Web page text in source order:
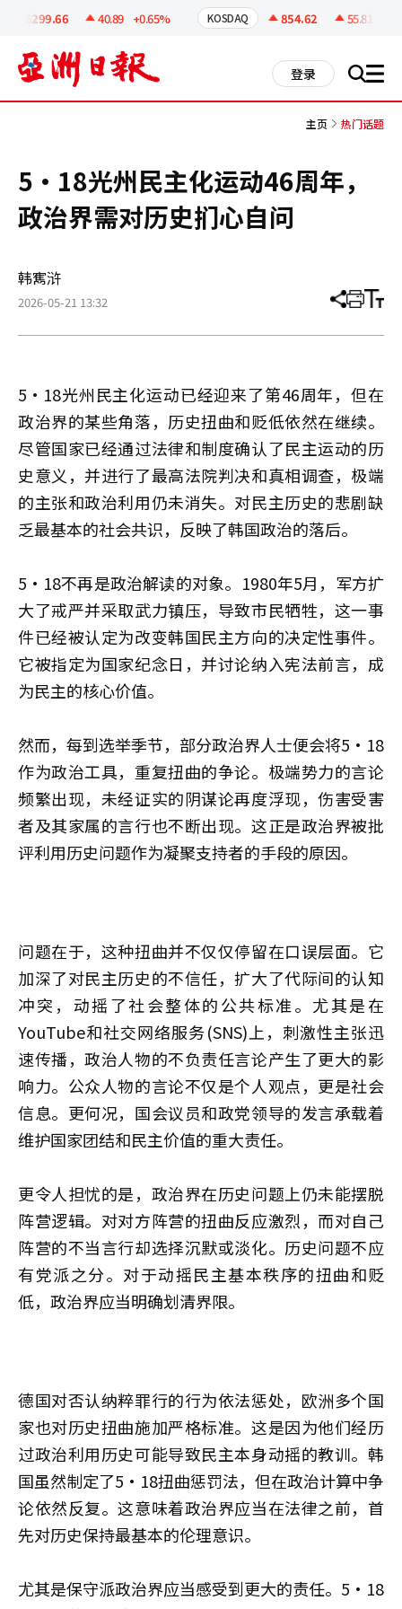
6299.66 40.89 +0.65% KOSDAQ 854.62 55.81
登录 搜 all
主页 热门话题
5·18光州民主化运动46周年，
政治界需对历史扪心自问
韩寯浒
2026-05-21 13:32 分
章
打 调
小
5·18光州民主化运动已经迎来了第46周年，但在
政治界的某些角落，历史扭曲和贬低依然在继续。
尽管国家已经通过法律和制度确认了民主运动的历
史意义，并进行了最高法院判决和真相调查，极端
的主张和政治利用仍未消失。对民主历史的悲剧缺
乏最基本的社会共识，反映了韩国政治的落后。
5·18不再是政治解读的对象。1980年5月，军方扩
大了戒严并采取武力镇压，导致市民牺牲，这一事
件已经被认定为改变韩国民主方向的决定性事件。
它被指定为国家纪念日，并讨论纳入宪法前言，成
为民主的核心价值。
然而，每到选举季节，部分政治界人士便会将5·18
作为政治工具，重复扭曲的争论。极端势力的言论
频繁出现，未经证实的阴谋论再度浮现，伤害受害
者及其家属的言行也不断出现。这正是政治界被批
评利用历史问题作为凝聚支持者的手段的原因。
问题在于，这种扭曲并不仅仅停留在口误层面。它
加深了对民主历史的不信任，扩大了代际间的认知
冲突，动摇了社会整体的公共标准。尤其是在
YouTube和社交网络服务(SNS)上，刺激性主张迅
速传播，政治人物的不负责任言论产生了更大的影
响力。公众人物的言论不仅是个人观点，更是社会
信息。更何况，国会议员和政党领导的发言承载着
维护国家团结和民主价值的重大责任。
更令人担忧的是，政治界在历史问题上仍未能摆脱
阵营逻辑。对对方阵营的扭曲反应激烈，而对自己
阵营的不当言行却选择沉默或淡化。历史问题不应
有党派之分。对于动摇民主基本秩序的扭曲和贬
低，政治界应当明确划清界限。
德国对否认纳粹罪行的行为依法惩处，欧洲多个国
家也对历史扭曲施加严格标准。这是因为他们经历
过政治利用历史可能导致民主本身动摇的教训。韩
国虽然制定了5·18扭曲惩罚法，但在政治计算中争
论依然反复。这意味着政治界应当在法律之前，首
先对历史保持最基本的伦理意识。
尤其是保守派政治界应当感受到更大的责任。5·18